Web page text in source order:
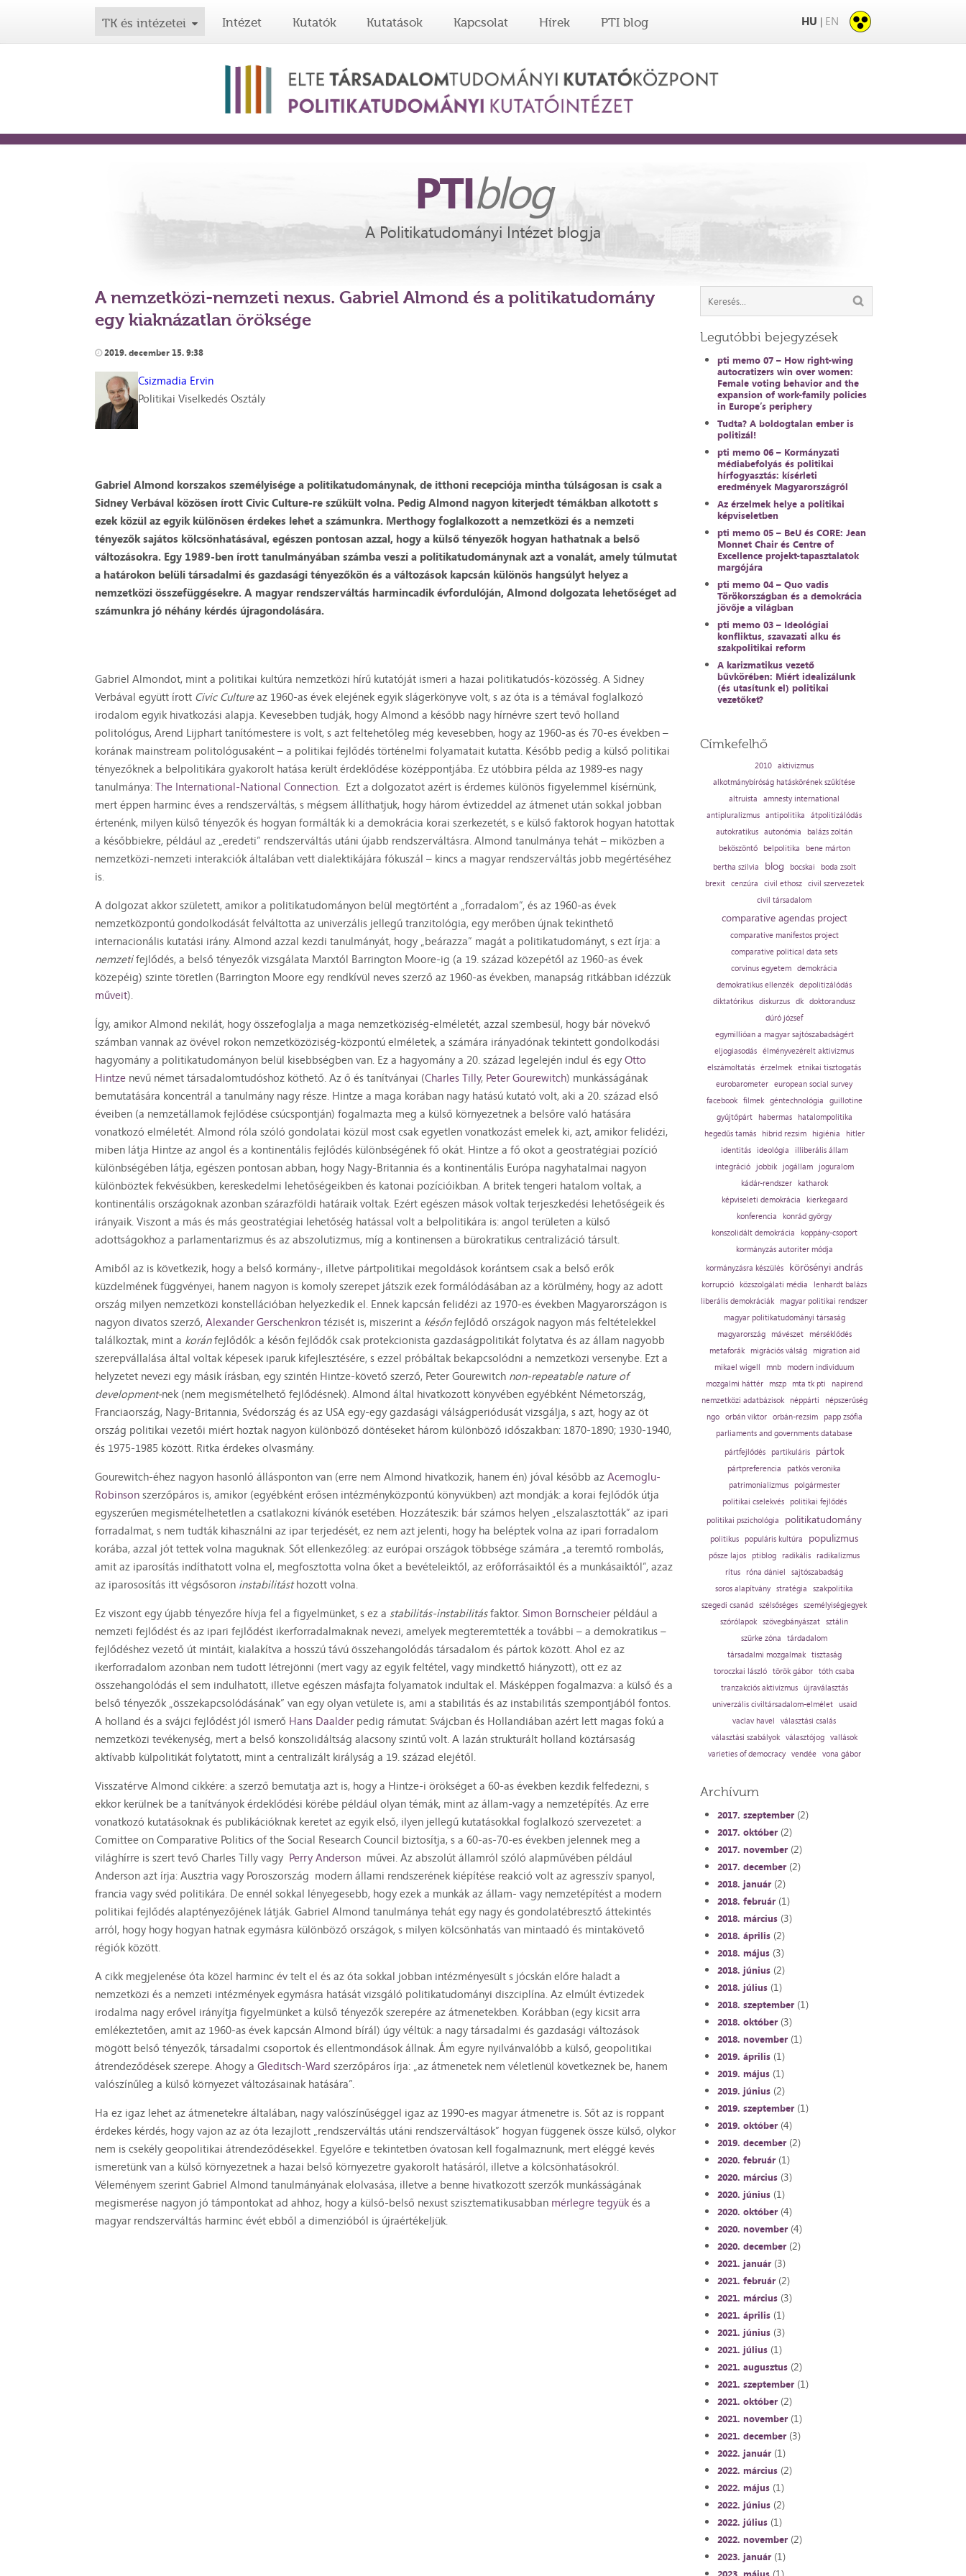
TK és intézetei Intézet Kutatók Kutatások Kapcsolat Hírek PTI blog HU | EN
PTIblog
A Politikatudományi Intézet blogja
A nemzetközi-nemzeti nexus. Gabriel Almond és a politikatudomány
egy kiaknázatlan öröksége
2019. december 15. 9:38
Csizmadia Ervin
Politikai Viselkedés Osztály
Gabriel Almond korszakos személyisége a politikatudománynak, de itthoni recepciója mintha túlságosan is csak a
Sidney Verbával közösen írott Civic Culture-re szűkült volna. Pedig Almond nagyon kiterjedt témákban alkotott s
ezek közül az egyik különösen érdekes lehet a számunkra. Merthogy foglalkozott a nemzetközi és a nemzeti
tényezők sajátos kölcsönhatásával, egészen pontosan azzal, hogy a külső tényezők hogyan hathatnak a belső
változásokra. Egy 1989-ben írott tanulmányában számba veszi a politikatudománynak azt a vonalát, amely túlmutat
a határokon belüli társadalmi és gazdasági tényezőkön és a változások kapcsán különös hangsúlyt helyez a
nemzetközi összefüggésekre. A magyar rendszerváltás harmincadik évfordulóján, Almond dolgozata lehetőséget ad
számunkra jó néhány kérdés újragondolására.
Gabriel Almondot, mint a politikai kultúra nemzetközi hírű kutatóját ismeri a hazai politikatudós-közösség. A Sidney
Verbával együtt írott Civic Cultureaz 1960-as évek elejének egyik slágerkönyve volt, s az óta is a témával foglalkozó
irodalom egyik hivatkozási alapja. Kevesebben tudják, hogy Almond a később nagy hírnévre szert tevő holland
politológus, Arend Lijphart tanítómestere is volt, s azt feltehetőleg még kevesebben, hogy az 1960-as és 70-es években –
korának mainstream politológusaként – a politikai fejlődés történelmi folyamatait kutatta. Később pedig a külső politikai
tényezőknek a belpolitikára gyakorolt hatása került érdeklődése középpontjába. Ez utóbbira példa az 1989-es nagy
tanulmánya:The International-National Connection. Ezt a dolgozatot azért is érdemes különös figyelemmel kísérnünk,
mert éppen harminc éves a rendszerváltás, s mégsem állíthatjuk, hogy három évtizeddel az átmenet után sokkal jobban
értenénk, milyen külső tényezők és hogyan formálták ki a demokrácia korai szerkezetét, s e külső faktorok hogyan hatottak
a későbbiekre, például az „eredeti” rendszerváltás utáni újabb rendszerváltásra. Almond tanulmánya tehát – miközben a
nemzetközi-nemzeti interakciók általában vett dialektikájára fókuszál – kincs a magyar rendszerváltás jobb megértéséhez
is.
A dolgozat akkor született, amikor a politikatudományon belül megtörtént a „forradalom”, és az 1960-as évek
nemzetközpontú gondolkodását felváltotta az univerzális jellegű tranzitológia, egy merőben újnak tekinthető
internacionális kutatási irány. Almond azzal kezdi tanulmányát, hogy „beárazza” magát a politikatudományt, s ezt írja: a
nemzetifejlődés, a belső tényezők vizsgálata Marxtól Barrington Moore-ig (a 19. század közepétől az 1960-as évek
közepéig) szinte töretlen (Barrington Moore egy rendkívül neves szerző az 1960-as években, manapság ritkábban idézzük
műveit).
Így, amikor Almond nekilát, hogy összefoglalja a maga nemzetköziség-elméletét, azzal szembesül, hogy bár növekvő
számban vannak az övével rokon nemzetközöziség-központú elméletek, a számára irányadónak tekintett gondolkodási
hagyomány a politikatudományon belül kisebbségben van. Ez a hagyomány a 20. század legelején indul és egyOtto
Hintze nevű német társadalomtudóshoz köthető. Az ő és tanítványai (Charles Tilly, Peter Gourewitch) munkásságának
bemutatására koncentrál a tanulmány nagy része. Hintze a maga korában nagy hatású kutató volt, aki a 20. század első
éveiben (a nemzetállamok fejlődése csúcspontján) fogalmazta meg a külső környezetnek a belsőre való hatására
vonatkozó elméletét. Almond róla szóló gondolatai közül most csak egyetlen vonatkozást emelek ki, azt, amikor felidézi,
miben látja Hintze az angol és a kontinentális fejlődés különbségének fő okát. Hintze a fő okot a geostratégiai pozíció
különbségében látja, egészen pontosan abban, hogy Nagy-Britannia és a kontinentális Európa nagyhatalmai nagyon
különböztek fekvésükben, kereskedelmi lehetőségeikben és katonai pozícióikban. A britek tengeri hatalom voltak, a
kontinentális országoknak azonban szárazföldi határaik voltak. Ezért egészen mások voltak terjeszkedési lehetőségeik és
irányaik. Viszont a más és más geostratégiai lehetőség hatással volt a belpolitikára is: angol területen a külső
adottságokhoz a parlamentarizmus és az abszolutizmus, míg a kontinensen a bürokratikus centralizáció társult.
Amiből az is következik, hogy a belső kormány-, illetve pártpolitikai megoldások korántsem csak a belső erők
küzdelmének függvényei, hanem nagyon is komoly szerepet játszik ezek formálódásában az a körülmény, hogy az adott
ország milyen nemzetközi konstellációban helyezkedik el. Ennek kapcsán felidézi az 1970-es években Magyarországon is
nagyon divatos szerző,Alexander Gerschenkrontézisét is, miszerint a későnfejlődő országok nagyon más feltételekkel
találkoztak, mint a koránfejlődők: a későn fejlődők csak protekcionista gazdaságpolitikát folytatva és az állam nagyobb
szerepvállalása által voltak képesek iparuk kifejlesztésére, s ezzel próbáltak bekapcsolódni a nemzetközi versenybe. Ezt a
helyzetet nevezi egy másik írásban, egy szintén Hintze-követő szerző, Peter Gourewitch non-repeatable nature of
development-nek (nem megismételhető fejlődésnek). Almond által hivatkozott könyvében egyébként Németország,
Franciaország, Nagy-Britannia, Svédország és az USA egy-egy gazdasági válságperiódusát vizsgálja, s azt, hogy az öt
ország politikai vezetői miért hoztak nagyon különböző döntéseket három különböző időszakban: 1870-1890; 1930-1940,
és 1975-1985 között. Ritka érdekes olvasmány.
Gourewitch-éhez nagyon hasonló állásponton van (erre nem Almond hivatkozik, hanem én) jóval később azAcemoglu-
Robinsonszerzőpáros is, amikor (egyébként erősen intézményközpontú könyvükben) azt mondják: a korai fejlődők útja
egyszerűen megismételhetetlen a csatlakozni kívánók esetében. Hozzáteszik: bár számos helyen „elszalasztották” az ipari
forradalmat, s nem tudták kihasználni az ipar terjedését, ez nem azt jelenti, hogy ha beléptek volna az ipari forradalom
korába, azzal jót tettek volna maguknak. Sőt ellenkezőleg: az európai országok többsége számára „a teremtő rombolás,
amit az iparosítás indíthatott volna el, megfosztotta volna őket a bevételeiktől, az erőforrásaiktól és a munkásaiktól”, azaz
az iparososítás itt végsősoron instabilitásthozott volna.
Ez viszont egy újabb tényezőre hívja fel a figyelmünket, s ez a stabilitás-instabilitásfaktor. Simon Bornscheierpéldául a
nemzeti fejlődést és az ipari fejlődést ikerforradalmaknak nevezi, amelyek megteremtették a további – a demokratikus –
fejlődéshez vezető út mintáit, kialakítva a hosszú távú összehangolódás társadalom és pártok között. Ahol ez az
ikerforradalom azonban nem tudott létrejönni (mert vagy az egyik feltétel, vagy mindkettő hiányzott), ott ez az
összehangolódás el sem indulhatott, illetve egészen másfajta folyamatok indultak el. Másképpen fogalmazva: a külső és a
belső tényezők „összekapcsolódásának” van egy olyan vetülete is, ami a stabilitás és az instabilitás szempontjából fontos.
A holland és a svájci fejlődést jól ismerő Hans Daalderpedig rámutat: Svájcban és Hollandiában azért lett magas fokú a
nemzetközi tevékenység, mert a belső konszolidáltság alacsony szintű volt. A lazán strukturált holland köztársaság
aktívabb külpolitikát folytatott, mint a centralizált királyság a 19. század elejétől.
Visszatérve Almond cikkére: a szerző bemutatja azt is, hogy a Hintze-i örökséget a 60-as években kezdik felfedezni, s
ekkor kerülnek be a tanítványok érdeklődési körébe például olyan témák, mint az állam-vagy a nemzetépítés. Az erre
vonatkozó kutatásoknak és publikációknak keretet az egyik első, ilyen jellegű kutatásokkal foglalkozó szervezetet: a
Comittee on Comparative Politics of the Social Research Council biztosítja, s a 60-as-70-es években jelennek meg a
világhírre is szert tevő Charles Tilly vagy Perry Anderson művei. Az abszolút államról szóló alapművében például
Anderson azt írja: Ausztria vagy Poroszország modern állami rendszerének kiépítése reakció volt az agresszív spanyol,
francia vagy svéd politikára. De ennél sokkal lényegesebb, hogy ezek a munkák az állam- vagy nemzetépítést a modern
politikai fejlődés alaptényezőjének látják. Gabriel Almond tanulmánya tehát egy nagy és gondolatébresztő áttekintés
arról, hogy hogy hogyan hatnak egymásra különböző országok, s milyen kölcsönhatás van mintaadó és mintakövető
régiók között.
A cikk megjelenése óta közel harminc év telt el és az óta sokkal jobban intézményesült s jócskán előre haladt a
nemzetközi és a nemzeti intézmények egymásra hatását vizsgáló politikatudományi diszciplína. Az elmúlt évtizedek
irodalma nagy erővel irányítja figyelmünket a külső tényezők szerepére az átmenetekben. Korábban (egy kicsit arra
emlékeztetően, amit az 1960-as évek kapcsán Almond bírál) úgy véltük: a nagy társadalmi és gazdasági változások
mögött belső tényezők, társadalmi csoportok és ellentmondások állnak. Ám egyre nyilvánvalóbb a külső, geopolitikai
átrendeződések szerepe. Ahogy a Gleditsch-Ward szerzőpáros írja: „az átmenetek nem véletlenül következnek be, hanem
valószínűleg a külső környezet változásainak hatására”.
Ha ez igaz lehet az átmenetekre általában, nagy valószínűséggel igaz az 1990-es magyar átmenetre is. Sőt az is roppant
érdekes kérdés, hogy vajon az az óta lezajlott „rendszerváltás utáni rendszerváltások” hogyan függenek össze külső, olykor
nem is csekély geopolitikai átrendeződésekkel. Egyelőre e tekintetben óvatosan kell fogalmaznunk, mert eléggé kevés
ismeretünk van a külső környezetnek a hazai belső környezetre gyakorolt hatásáról, illetve a kölcsönhatásokról.
Véleményem szerint Gabriel Almond tanulmányának elolvasása, illetve a benne hivatkozott szerzők munkásságának
megismerése nagyon jó támpontokat ad ahhoz, hogy a külső-belső nexust szisztematikusabban mérlegre tegyükés a
magyar rendszerváltás harminc évét ebből a dimenzióból is újraértékeljük.
Legutóbbi bejegyzések
pti memo 07 – How right-wing
autocratizers win over women:
Female voting behavior and the
expansion of work-family policies
in Europe’s periphery
Tudta? A boldogtalan ember is
politizál!
pti memo 06 – Kormányzati
médiabefolyás és politikai
hírfogyasztás: kísérleti
eredmények Magyarországról
Az érzelmek helye a politikai
képviseletben
pti memo 05 – BeU és CORE: Jean
Monnet Chair és Centre of
Excellence projekt-tapasztalatok
margójára
pti memo 04 – Quo vadis
Törökországban és a demokrácia
jövője a világban
pti memo 03 – Ideológiai
konfliktus, szavazati alku és
szakpolitikai reform
A karizmatikus vezető
bűvkörében: Miért idealizálunk
(és utasítunk el) politikai
vezetőket?
Címkefelhő
2010 aktivizmus
alkotmánybíróság hatáskörének szűkítése
altruista
amnesty international
antipluralizmus antipolitika
átpolitizálódás
autokratikus autonómia
balázs zoltán
beköszöntő
belpolitika
bene márton
bertha szilvia
blog bocskai
boda zsolt
brexit cenzúra civil ethosz civil szervezetek
civil társadalom
comparative agendas project
comparative manifestos project
comparative political data sets
corvinus egyetem demokrácia
demokratikus ellenzék depolitizálódás
diktatórikus diskurzus dk doktorandusz
dúró józsef
egymillióan a magyar sajtószabadságért
eljogiasodás élményvezérelt aktivizmus
elszámoltatás érzelmek etnikai tisztogatás
eurobarometer european social survey
facebook filmek géntechnológia
guillotine
gyűjtőpárt
habermas
hatalompolitika
hegedűs tamás
hibrid rezsim higiénia
hitler
identitás
ideológia
illiberális állam
integráció
jobbik jogállam
joguralom
kádár-rendszer
katharok
képviseleti demokrácia
kierkegaard
konferencia
konrád györgy
konszolidált demokrácia
koppány-csoport
kormányzás autoriter módja
kormányzásra készülés
körösényi andrás
korrupció közszolgálati média
lenhardt balázs
liberális demokráciák
magyar politikai rendszer
magyar politikatudományi társaság
magyarország
mávészet
mérséklődés
metaforák
migrációs válság
migration aid
mikael wigell
mnb
modern individuum
mozgalmi háttér
mszp mta tk pti
napirend
nemzetközi adatbázisok
néppárti
népszerűség
ngo orbán viktor orbán-rezsim
papp zsófia
parliaments and governments database
pártfejlődés
partikuláris pártok
pártpreferencia
patkós veronika
patrimonializmus
polgármester
politikai cselekvés
politikai fejlődés
politikai pszichológia
politikatudomány
politikus populáris kultúra populizmus
pősze lajos ptiblog radikális
radikalizmus
rítus
róna dániel
sajtószabadság
soros alapítvány stratégia
szakpolitika
szegedi csanád szélsőséges személyiségjegyek
szórólapok szövegbányászat sztálin
szürke zóna
tárdadalom
társadalmi mozgalmak tisztaság
toroczkai lászló török gábor tóth csaba
tranzakciós aktivizmus újraválasztás
univerzális civiltársadalom-elmélet usaid
vaclav havel
választási csalás
választási szabályok választójog vallások
varieties of democracy vendée vona gábor
Archívum
2017. szeptember (2)
2017. október (2)
2017. november (2)
2017. december (2)
2018. január (2)
2018. február (1)
2018. március (3)
2018. április (2)
2018. május (3)
2018. június (2)
2018. július (1)
2018. szeptember (1)
2018. október (3)
2018. november (1)
2019. április (1)
2019. május (1)
2019. június (2)
2019. szeptember (1)
2019. október (4)
2019. december (2)
2020. február (1)
2020. március (3)
2020. június (1)
2020. október (4)
2020. november (4)
2020. december (2)
2021. január (3)
2021. február (2)
2021. március (3)
2021. április (1)
2021. június (3)
2021. július (1)
2021. augusztus (2)
2021. szeptember (1)
2021. október (2)
2021. november (1)
2021. december (3)
2022. január (1)
2022. március (2)
2022. május (1)
2022. június (2)
2022. július (1)
2022. november (2)
2023. január (1)